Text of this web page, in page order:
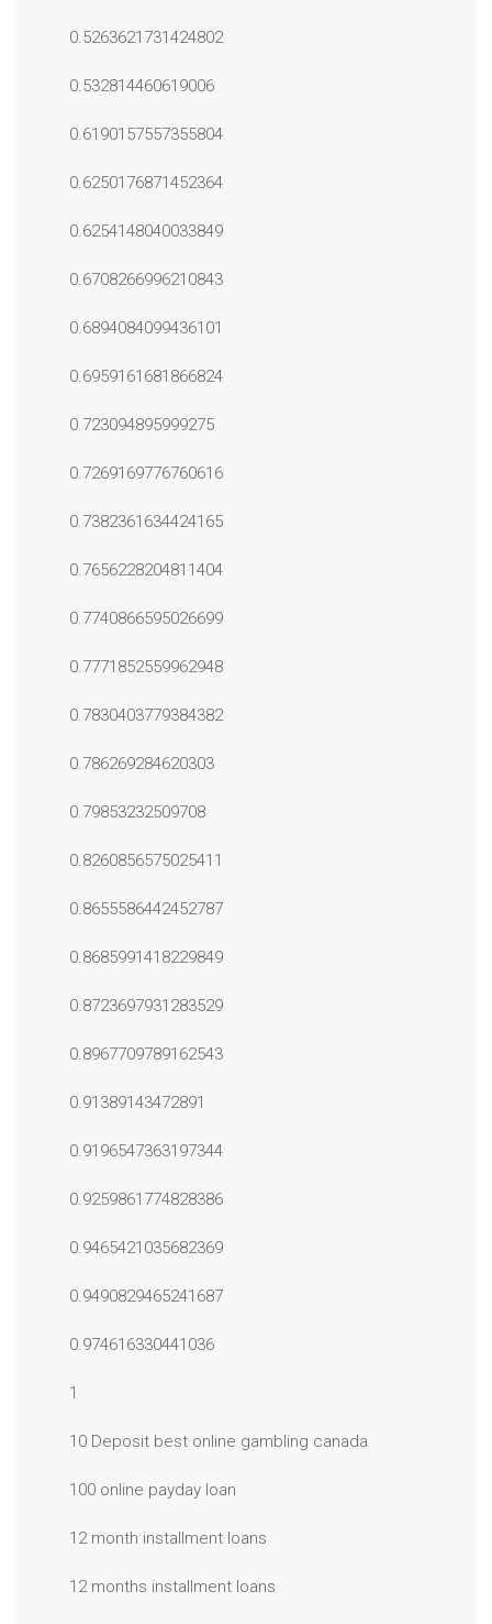
0.5263621731424802
0.532814460619006
0.6190157557355804
0.6250176871452364
0.6254148040033849
0.6708266996210843
0.6894084099436101
0.6959161681866824
0.723094895999275
0.7269169776760616
0.7382361634424165
0.7656228204811404
0.7740866595026699
0.7771852559962948
0.7830403779384382
0.786269284620303
0.79853232509708
0.8260856575025411
0.8655586442452787
0.8685991418229849
0.8723697931283529
0.8967709789162543
0.91389143472891
0.9196547363197344
0.9259861774828386
0.9465421035682369
0.9490829465241687
0.974616330441036
1
10 Deposit best online gambling canada
100 online payday loan
12 month installment loans
12 months installment loans